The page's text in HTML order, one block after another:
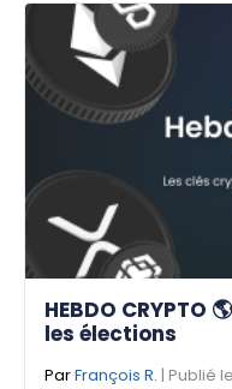
HEBDO
les élections
ParFrançois R. | Publié